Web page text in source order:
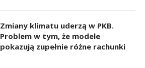
Zmiany klimatu uderzą w PKB.
Problem w tym, że modele
pokazują zupełnie różne rachunki